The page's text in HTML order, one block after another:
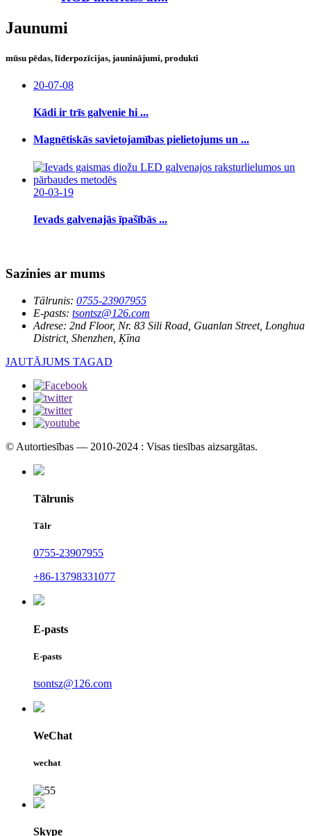
Jaunumi
mūsu pēdas, līderpozīcijas, jauninājumi, produkti
20-07-08
Kādi ir trīs galvenie hi ...
Magnētiskās savietojamības pielietojums un ...
20-03-19
Ievads galvenajās īpašībās ...
Sazinies ar mums
Tālrunis: 0755-23907955
E-pasts: tsontsz@126.com
Adrese: 2nd Floor, Nr. 83 Sili Road, Guanlan Street, Longhua
District, Shenzhen, Ķīna
JAUTĀJUMS TAGAD
© Autortiesības — 2010-2024 : Visas tiesības aizsargātas.
Tālrunis
Tālr
0755-23907955
+86-13798331077
E-pasts
E-pasts
tsontsz@126.com
WeChat
wechat
Skype